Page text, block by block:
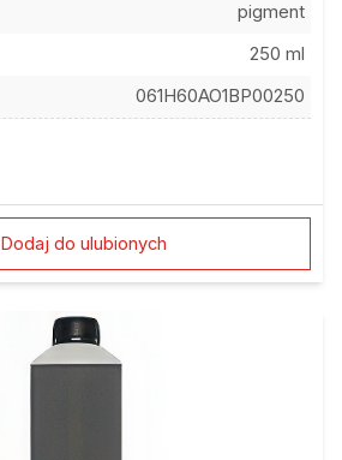
pigment
250 ml
061H60AO1BP00250
Dodaj do ulubionych